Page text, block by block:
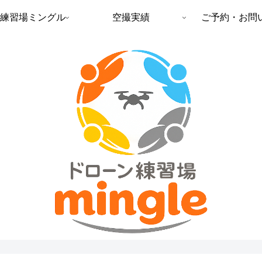
習場ミングル 空撮実績 ご予約・お問